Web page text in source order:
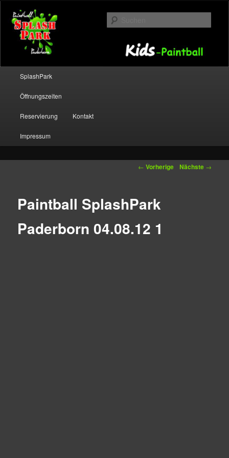
Splashpark Paderborn
Zum Inhalt wechseln
Zum sekundären Inhalt wechseln
SplashPark
Öffnungszeiten
Reservierung Kontakt
Impressum
← Vorherige Nächste →
Paintball SplashPark
Paderborn 04.08.12 1